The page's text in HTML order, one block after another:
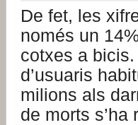
De fet, les
només un
cotxes a bicis.
d’usuaris
milions als
de morts s’ha